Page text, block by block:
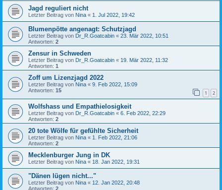
Jagd reguliert nicht
Letzter Beitrag von Nina « 1. Jul 2022, 19:42
Blumenpötte angenagt: Schutzjagd
Letzter Beitrag von Dr_R.Goatcabin « 23. Mär 2022, 10:51
Antworten: 2
Zensur in Schweden
Letzter Beitrag von Dr_R.Goatcabin « 19. Mär 2022, 11:32
Antworten: 1
Zoff um Lizenzjagd 2022
Letzter Beitrag von Nina « 9. Feb 2022, 15:09
Antworten: 15 1 2
Wolfshass und Empathielosigkeit
Letzter Beitrag von Dr_R.Goatcabin « 6. Feb 2022, 22:29
Antworten: 2
20 tote Wölfe für gefühlte Sicherheit
Letzter Beitrag von Nina « 1. Feb 2022, 21:06
Antworten: 2
Mecklenburger Jung in DK
Letzter Beitrag von Nina « 18. Jan 2022, 19:31
"Dänen lügen nicht..."
Letzter Beitrag von Nina « 12. Jan 2022, 20:48
Antworten: 2